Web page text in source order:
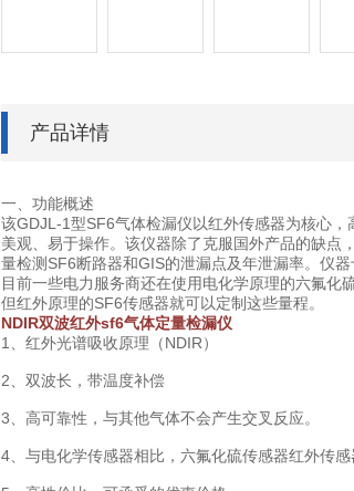
产品详情
一、功能概述
该GDJL-1型SF6气体检漏仪以红外传感器为核心
美观、易于操作。该仪器除了克服国外产品的缺点
量检测SF6断路器和GIS的泄漏点及年泄漏率。仪
目前一些电力服务商还在使用电化学原理的六氟化
但红外原理的SF6传感器就可以定制这些量程。
NDIR双波红外sf6气体定量检漏仪
1、红外光谱吸收原理（NDIR）
2、双波长，带温度补偿
3、高可靠性，与其他气体不会产生交叉反应。
4、与电化学传感器相比，六氟化硫传感器红外传